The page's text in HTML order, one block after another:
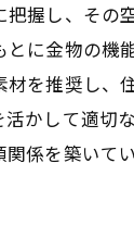
握し、そ
に金物の機
を推奨し
かして適
係を築いて